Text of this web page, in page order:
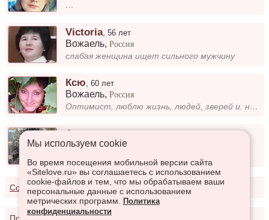
…
Victoria,56 лет
Вожаель,Россия
слабая женщина ищет сильного мужчину
Ксю ,60 лет
Вожаель,Россия
Оптимист, люблю жизнь, людей, зверей и. не забыть бы себя. Чувство юмора присутствует.
Антонина,
Вожаель,Россия
Соглашение о предоставлении услуг
Мы используем сookie
Во время посещения мобильной версии сайта
«Sitelove.ru» вы соглашаетесь с использованием
cookie-файлов и тем, что мы обрабатываем ваши
персональные данные с использованием
метрических программ.
Политика
конфиденциальности